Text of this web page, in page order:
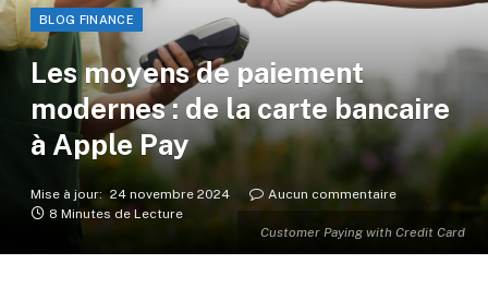
Customer Paying with Credit Card
BLOG FINANCE
Les moyens de paiement
modernes : de la carte bancaire
à Apple Pay
Mise à jour: 24 novembre 2024
Aucun commentaire
8 Minutes de Lecture